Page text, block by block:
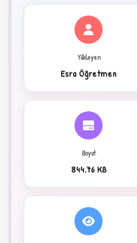
Yükleyen
Esra Öğretmen
Boyut
844.76 KB